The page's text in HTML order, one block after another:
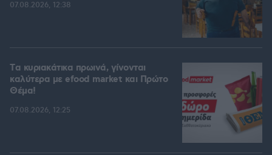
07.08.2026, 12:38
Tα κυριακάτικα πρωινά, γίνονται
καλύτερα με efood market και Πρώτο
Θέμα!
07.08.2026, 12:25